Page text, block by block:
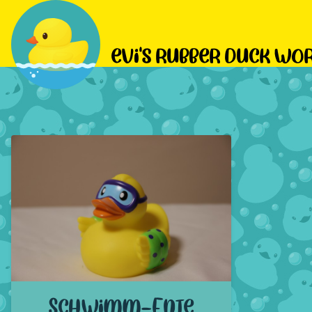
evi's rubber duck
Schwimm-Ente